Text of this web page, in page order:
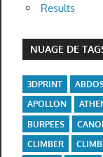
Results
NUAGE DE
3DPRINT
APOLLON
BURPEES
CLIMBER